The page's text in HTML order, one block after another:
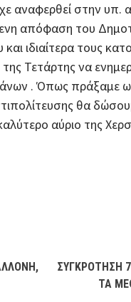
αναφερθεί στην
απόφαση του
ιδιαίτερα τους
Τετάρτης να
. Όπως πράξαμε
θα
αύριο της
ΣΥΓΚΡΌΤΗΣΗ
ΤΑ